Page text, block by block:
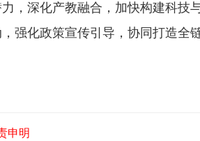
，深化产教融合，加快构建科技
强化政策宣传引导，协同打造全
申明